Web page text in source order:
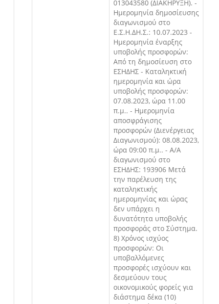
013043580 (ΔΙΑΚΗΡΥΞΗ). -
Ημερομηνία δημοσίευσης
διαγωνισμού στο
Ε.Σ.Η.ΔΗ.Σ.: 10.07.2023 -
Ημερομηνία έναρξης
υποβολής προσφορών:
Από τη δημοσίευση στο
ΕΣΗΔΗΣ - Καταληκτική
ημερομηνία και ώρα
υποβολής προσφορών:
07.08.2023, ώρα 11.00
π.μ.. - Ημερομηνία
αποσφράγισης
προσφορών (Διενέργειας
Διαγωνισμού): 08.08.2023,
ώρα 09:00 π.μ.. - Α/Α
διαγωνισμού στο
ΕΣΗΔΗΣ: 193906 Μετά
την παρέλευση της
καταληκτικής
ημερομηνίας και ώρας
δεν υπάρχει η
δυνατότητα υποβολής
προσφοράς στο Σύστημα.
8) Χρόνος ισχύος
προσφορών: Οι
υποβαλλόμενες
προσφορές ισχύουν και
δεσμεύουν τους
οικονομικούς φορείς για
διάστημα δέκα (10)